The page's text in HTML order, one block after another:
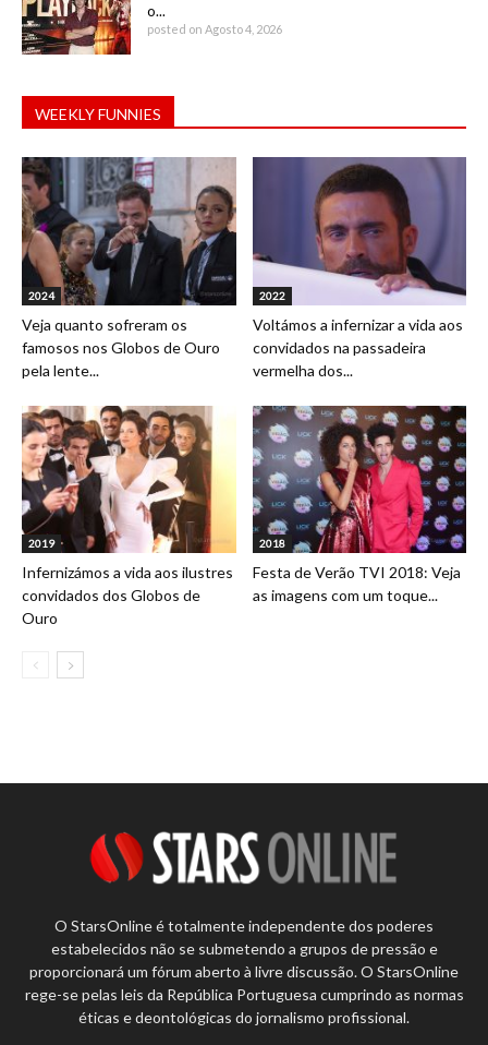
o...
posted on Agosto 4, 2026
WEEKLY FUNNIES
2024
Veja quanto sofreram os
famosos nos Globos de Ouro
pela lente...
2022
Voltámos a infernizar a vida aos
convidados na passadeira
vermelha dos...
2019
Infernizámos a vida aos ilustres
convidados dos Globos de
Ouro
2018
Festa de Verão TVI 2018: Veja
as imagens com um toque...
O StarsOnline é totalmente independente dos poderes
estabelecidos não se submetendo a grupos de pressão e
proporcionará um fórum aberto à livre discussão. O StarsOnline
rege-se pelas leis da República Portuguesa cumprindo as normas
éticas e deontológicas do jornalismo profissional.